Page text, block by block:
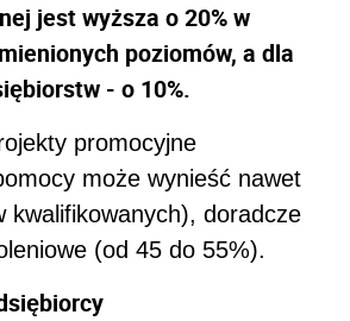
jest wyższa o 20% w
poziomów, a dla
- o 10%.
promocyjne
może wynieść nawet
kwalifikowanych), doradcze
(od 45 do 55%).